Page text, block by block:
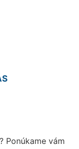
? Ponúkame vám